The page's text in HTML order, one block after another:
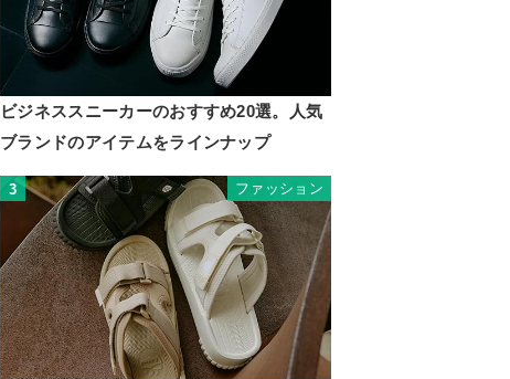
ビジネススニーカーのおすすめ20選。人気
ブランドのアイテムをラインナップ
3 ファッション